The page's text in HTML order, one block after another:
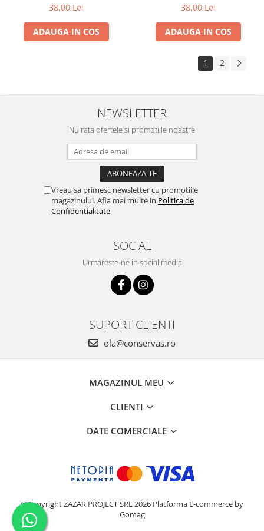
38,00 Lei
ADAUGA IN COS
38,00 Lei
ADAUGA IN COS
1 2
NEWSLETTER
Nu rata ofertele si promotiile noastre
Vreau sa primesc newsletter cu promotiile
magazinului. Afla mai multe in Politica de
Confidentialitate
SOCIAL
Urmareste-ne in social media
SUPORT CLIENTI
ola@conservas.ro
MAGAZINUL MEU
CLIENTI
DATE COMERCIALE
©Copyright ZAZAR PROJECT SRL 2026 Platforma E-commerce by
Gomag